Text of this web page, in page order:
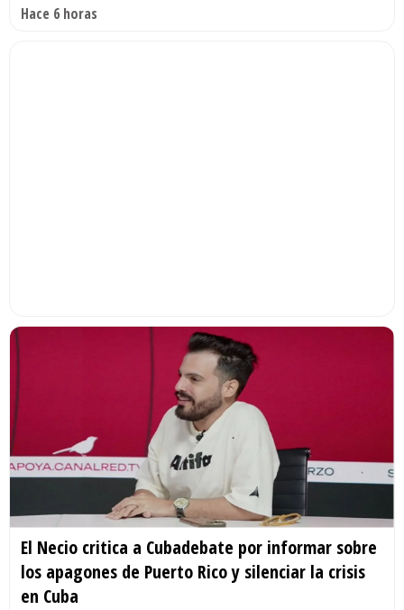
Hace 6 horas
El Necio critica a Cubadebate por informar sobre
los apagones de Puerto Rico y silenciar la crisis
en Cuba